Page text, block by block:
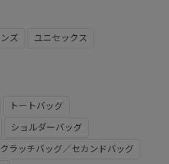
ズ ユニセックス
トートバッグ
ショルダーバッグ
クラッチバッグ／セカンドバッグ